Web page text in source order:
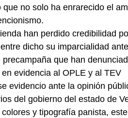
no solo ha enrarecido el
han perdido credibilidad
dicho su imparcialidad
precampaña que han
en evidencia al OPLE y al TEV
evidencio ante la opinión
del gobierno del estado de
y tipografía panista,